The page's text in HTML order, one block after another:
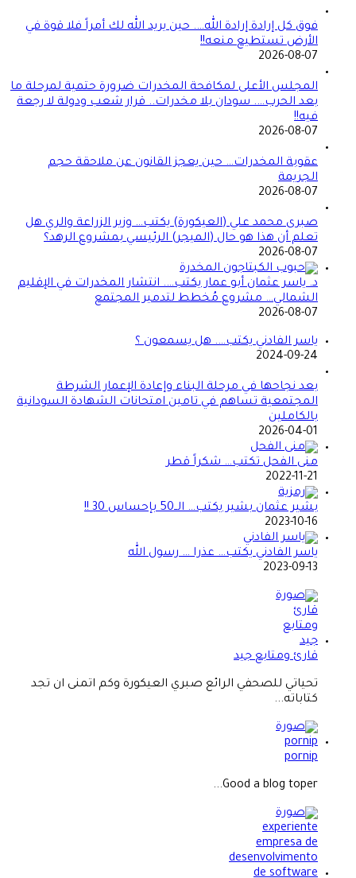
فوق كل إرادة إرادة الله…. حين يريد الله لك أمراً فلا قوة في
الأرض تستطيع منعه!!
2026-08-07
المجلس الأعلى لمكافحة المخدرات ضرورة حتمية لمرحلة ما
بعد الحرب…. سودان بلا مخدرات.. قرار شعب ودولة لا رجعة
فيه!!
2026-08-07
عقوبة المخدرات… حين يعجز القانون عن ملاحقة حجم
الجريمة
2026-08-07
صبرى محمد علي (العيكورة) يكتب… وزير الزراعة والري هل
تعلم أن هذا هو حال (الميجر) الرئيسي بمشروع الرهد؟
2026-08-07
د. ياسر عثمان أبو عمار يكتب…. انتشار المخدرات في الإقليم
الشمالي… مشروع مُخطط لتدمير المجتمع
2026-08-07
ياسر الفادني يكتب…. هل يسمعون ؟
2024-09-24
بعد نجاحها في مرحلة البناء وإعادة الإعمار الشرطة
المجتمعية تساهم في تامين امتحانات الشهادة السودانية
بالكاملين
2026-04-01
منى الفحل تكتب… شكراً قطر
2022-11-21
بشير عثمان بشير يكتب… الــ50 بإحساس 30 !!
2023-10-16
ياسر الفادني يكتب… عذرا … رسول الله
2023-09-13
قارئ ومتابع جيد
تحياتي للصحفي الرائع صبري العيكورة وكم اتمنى ان تجد
كتاباته...
pornip
Good a blog toper...